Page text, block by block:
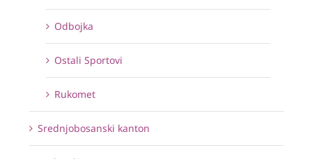
Odbojka
Ostali Sportovi
Rukomet
Srednjobosanski kanton